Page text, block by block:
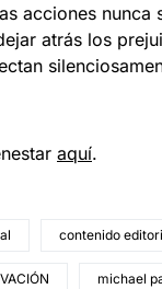
acciones nunca
atrás los
aquí.
contenido
michael